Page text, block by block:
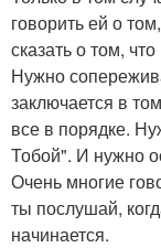
говорить ей о
сказать о том,
Нужно
заключается в
все в порядке.
Тобой". И нужно
Очень многие
ты послушай,
начинается.